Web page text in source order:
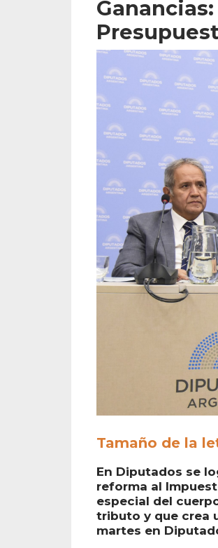
Tamaño de la
En Diputados se
reforma al
especial del
tributo y que crea
martes en